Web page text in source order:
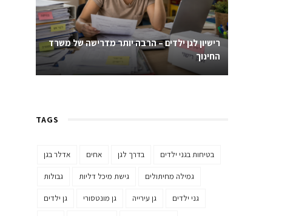
רישיון לגן ילדים – הרבה יותר מדרישה של משרד
החינוך
TAGS
אדלר בגן אחים בדרך לגן בטיחות בגני ילדים
גבולות גישת מיכל דליות גמילה מחיתולים
גן ילדים גן מונטסורי גן עירייה גני ילדים